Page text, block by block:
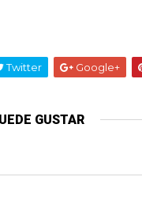
Twitter Google+
GUSTAR